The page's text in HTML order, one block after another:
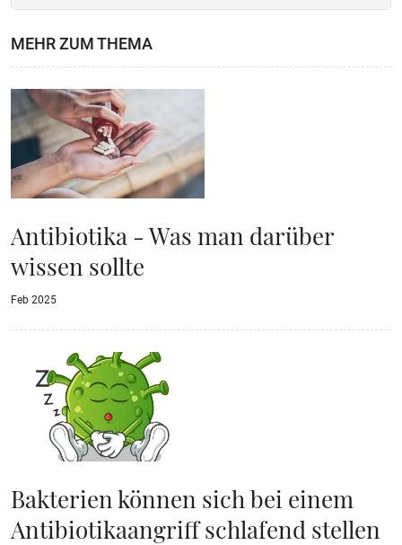
MEHR ZUM THEMA
Antibiotika - Was man darüber
wissen sollte
Feb 2025
Bakterien können sich bei einem
Antibiotikaangriff schlafend stellen